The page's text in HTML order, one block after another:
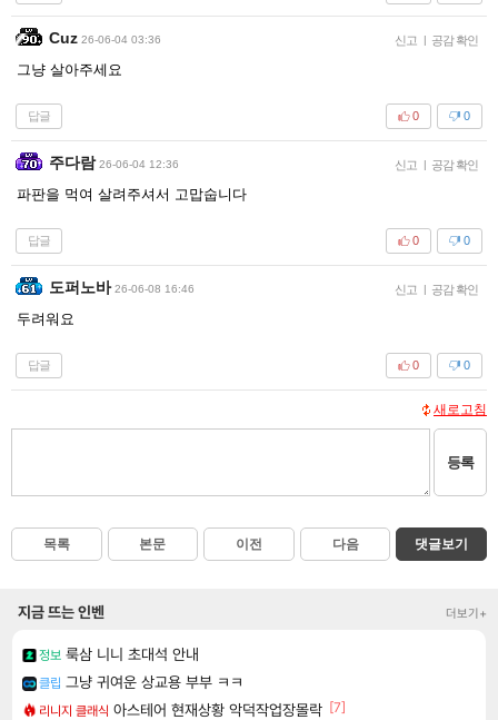
Cuz 26-06-04 03:36 신고 | 공감 확인
그냥 살아주세요
답글 0
0
주다람 26-06-04 12:36 신고 | 공감 확인
파판을 먹여 살려주셔서 고맙숩니다
답글 0
0
도퍼노바 26-06-08 16:46 신고 | 공감 확인
두려워요
답글 0
0
새로고침
등록
목록 본문 이전 다음 댓글보기
지금 뜨는 인벤 더보기+
정보 룩삼 니니 초대석 안내
클립 그냥 귀여운 상교용 부부 ㅋㅋ
리니지 클래식 아스테어 현재상황 악덕작업장몰락 [7]